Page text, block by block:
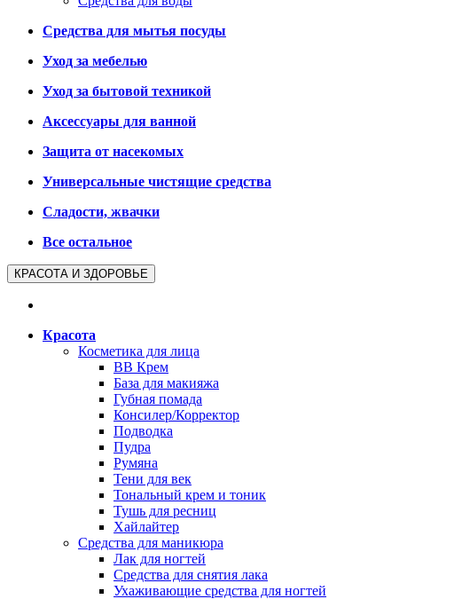
Средства для мытья посуды
Уход за мебелью
Уход за бытовой техникой
Аксессуары для ванной
Защита от насекомых
Универсальные чистящие средства
Сладости, жвачки
Все остальное
КРАСОТА И ЗДОРОВЬЕ
Красота
Косметика для лица
BB Крем
База для макияжа
Губная помада
Консилер/Корректор
Подводка
Пудра
Румяна
Тени для век
Тональный крем и тоник
Тушь для ресниц
Хайлайтер
Средства для маникюра
Лак для ногтей
Средства для снятия лака
Ухаживающие средства для ногтей